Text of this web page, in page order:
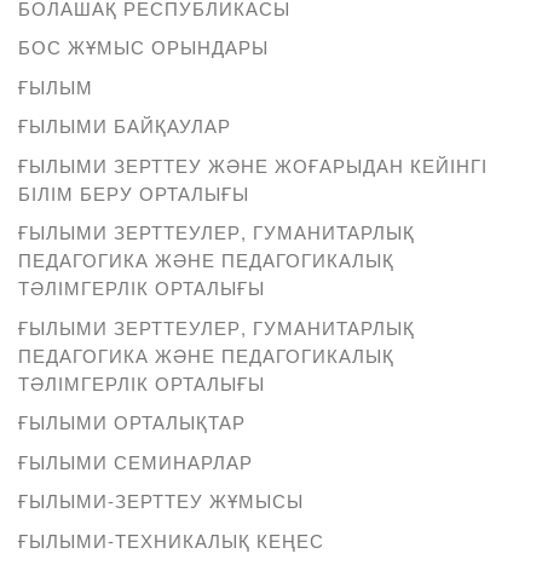
БОЛАШАҚ РЕСПУБЛИКАСЫ
БОС ЖҰМЫС ОРЫНДАРЫ
ҒЫЛЫМ
ҒЫЛЫМИ БАЙҚАУЛАР
ҒЫЛЫМИ ЗЕРТТЕУ ЖӘНЕ ЖОҒАРЫДАН КЕЙІНГІ
БІЛІМ БЕРУ ОРТАЛЫҒЫ
ҒЫЛЫМИ ЗЕРТТЕУЛЕР, ГУМАНИТАРЛЫҚ
ПЕДАГОГИКА ЖӘНЕ ПЕДАГОГИКАЛЫҚ
ТӘЛІМГЕРЛІК ОРТАЛЫҒЫ
ҒЫЛЫМИ ЗЕРТТЕУЛЕР, ГУМАНИТАРЛЫҚ
ПЕДАГОГИКА ЖӘНЕ ПЕДАГОГИКАЛЫҚ
ТӘЛІМГЕРЛІК ОРТАЛЫҒЫ
ҒЫЛЫМИ ОРТАЛЫҚТАР
ҒЫЛЫМИ СЕМИНАРЛАР
ҒЫЛЫМИ-ЗЕРТТЕУ ЖҰМЫСЫ
ҒЫЛЫМИ-ТЕХНИКАЛЫҚ КЕҢЕС